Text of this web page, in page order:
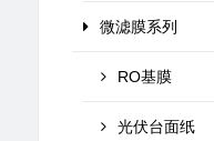
微滤膜系列
RO基膜
光伏台面纸